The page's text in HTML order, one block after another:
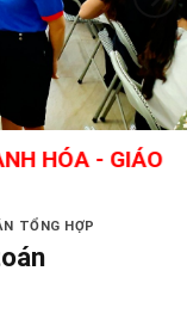
- GIÁO VIÊN
TỔNG HỢP